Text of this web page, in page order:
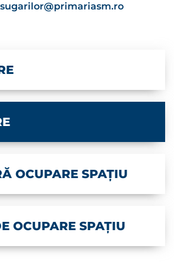
OCUPARE SPAȚIU
OCUPARE SPAȚIU